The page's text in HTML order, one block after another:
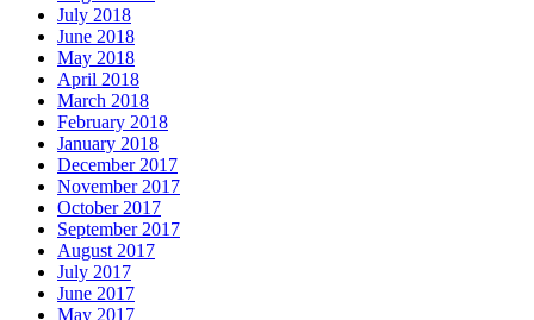
July 2018
June 2018
May 2018
April 2018
March 2018
February 2018
January 2018
December 2017
November 2017
October 2017
September 2017
August 2017
July 2017
June 2017
May 2017